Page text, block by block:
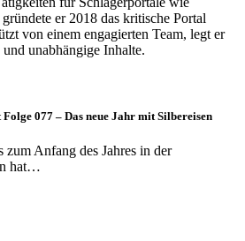
er 2018 das kritische Portal
von einem engagierten Team, legt er
unabhängige Inhalte.
077 – Das neue Jahr mit Silbereisen
zum Anfang des Jahres in der
hat…